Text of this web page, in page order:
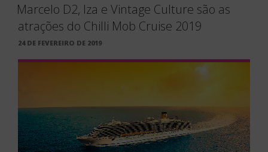
Marcelo D2, Iza e Vintage Culture são as
atrações do Chilli Mob Cruise 2019
PUBLICADO
24 DE FEVEREIRO DE 2019